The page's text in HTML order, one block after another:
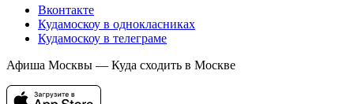
Вконтакте
Кудамоскоу в однокласниках
Кудамоскоу в телеграме
Афиша Москвы — Куда сходить в Москве